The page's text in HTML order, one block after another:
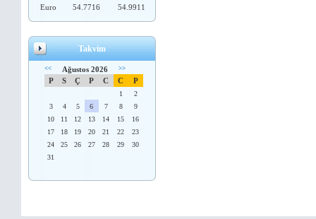
Euro
54.7716 54.9911
Takvim
<< Ağustos 2026 >>
P S Ç P C C P
1
2
3
4 5 6 7 8
9
10
11 12 13 14 15
16
17
18 19 20 21 22
23
24
25 26 27 28 29
30
31